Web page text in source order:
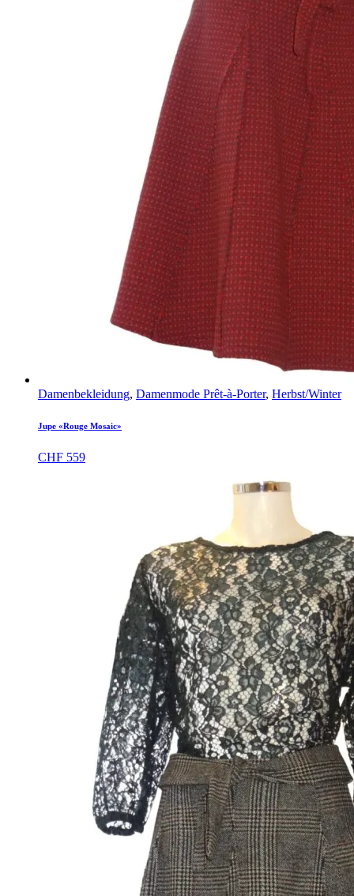
Damenbekleidung, Damenmode Prêt-à-Porter, Herbst/Winter
Jupe «Rouge Mosaic»
CHF 559